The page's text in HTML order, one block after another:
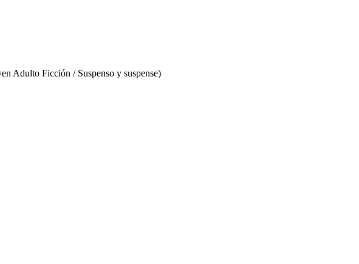
Adulto Ficción / Suspenso y suspense)